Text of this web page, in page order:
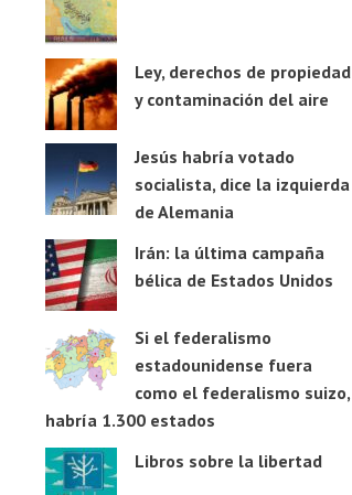
Ley, derechos de propiedad
y contaminación del aire
Jesús habría votado
socialista, dice la izquierda
de Alemania
Irán: la última campaña
bélica de Estados Unidos
Si el federalismo
estadounidense fuera
como el federalismo suizo,
habría 1.300 estados
Libros sobre la libertad